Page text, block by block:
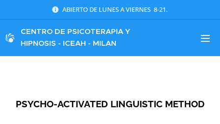
ABIERTO DE LUNES A VIERNES 8-21.
CENTRO DE PSICOTERAPIA Y
HIPNOSIS - ICEAH - MILAN
PSYCHO-ACTIVATED LINGUISTIC METHOD